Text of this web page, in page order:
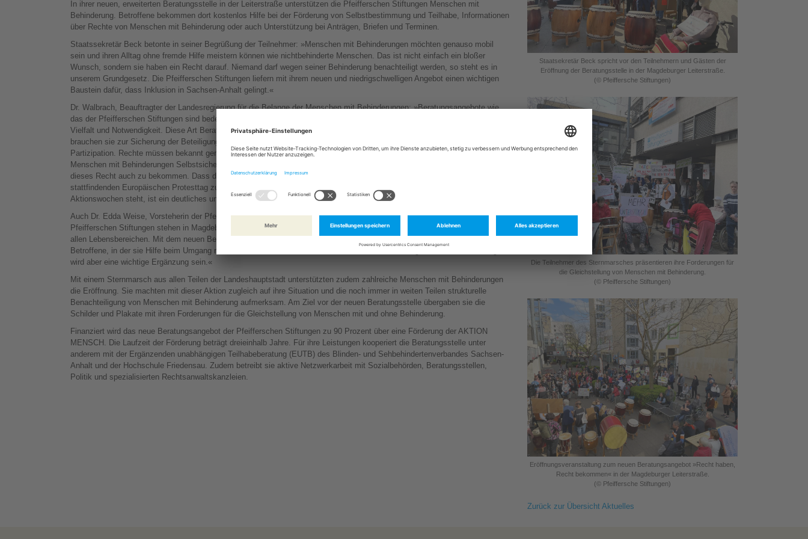
In ihrer neuen, erweiterten Beratungsstelle in der Leiterstraße unterstützen die Pfeifferschen Stiftungen Menschen mit
Behinderung. Betroffene bekommen dort kostenlos Hilfe bei der Förderung von Selbstbestimmung und Teilhabe, Informationen
über Rechte von Menschen mit Behinderung oder auch Unterstützung bei Anträgen, Briefen und Terminen.
Staatssekretär Beck betonte in seiner Begrüßung der Teilnehmer: »Menschen mit Behinderungen möchten genauso mobil
sein und ihren Alltag ohne fremde Hilfe meistern können wie nichtbehinderte Menschen. Das ist nicht einfach ein bloßer
Wunsch, sondern sie haben ein Recht darauf. Niemand darf wegen seiner Behinderung benachteiligt werden, so steht es in
unserem Grundgesetz. Die Pfeifferschen Stiftungen liefern mit ihrem neuen und niedrigschwelligen Angebot einen wichtigen
Baustein dafür, dass Inklusion in Sachsen-Anhalt gelingt.«
Dr. Walbrach, Beauftragter der Landesregierung für die Belange der Menschen mit Behinderungen: »Beratungsangebote wie
das der Pfeifferschen Stiftungen sind bedeutungsvolle Brücken zur Gewährleistung von Teilhabe am Leben, in all seiner
Vielfalt und Notwendigkeit. Diese Art Beratungsangebote benötigen wir im Land, sie bereichern die Beratungslandschaft. Wir
brauchen sie zur Sicherung der Beteiligungsrechte von Menschen mit Behinderungen und zur Gewährleistung von
Partizipation. Rechte müssen bekannt gemacht und verstanden werden. Die Stärkung des rechtssicheren Handelns gibt
Menschen mit Behinderungen Selbstsicherheit und Zuversicht. Denn Recht zu haben ist nicht immer gleichbedeutend damit,
dieses Recht auch zu bekommen. Dass die heutige Eröffnung im zeitlichen Zusammenhang mit dem am 05.05.2022
stattfindenden Europäischen Protesttag zur Gleichstellung von Menschen mit Behinderungen und den aktuellen Magdeburger
Aktionswochen steht, ist ein deutliches und gutes Signal.«
Auch Dr. Edda Weise, Vorsteherin der Pfeifferschen Stiftungen, hebt die Bedeutung der neuen Beratungsstelle hervor: »Die
Pfeifferschen Stiftungen stehen in Magdeburg seit über 120 Jahren für die Unterstützung von Menschen mit Behinderungen in
allen Lebensbereichen. Mit dem neuen Beratungsangebot bieten wir im Zentrum der Stadt eine weitere Anlaufstelle für
Betroffene, in der sie Hilfe beim Umgang mit Ämtern und Behörden erhalten. Es ersetzt nicht die regulären Rechtsberatungen,
wird aber eine wichtige Ergänzung sein.«
Mit einem Sternmarsch aus allen Teilen der Landeshauptstadt unterstützten zudem zahlreiche Menschen mit Behinderungen
die Eröffnung. Sie machten mit dieser Aktion zugleich auf ihre Situation und die noch immer in weiten Teilen strukturelle
Benachteiligung von Menschen mit Behinderung aufmerksam. Am Ziel vor der neuen Beratungsstelle übergaben sie die
Schilder und Plakate mit ihren Forderungen für die Gleichstellung von Menschen mit und ohne Behinderung.
Finanziert wird das neue Beratungsangebot der Pfeifferschen Stiftungen zu 90 Prozent über eine Förderung der AKTION
MENSCH. Die Laufzeit der Förderung beträgt dreieinhalb Jahre. Für ihre Leistungen kooperiert die Beratungsstelle unter
anderem mit der Ergänzenden unabhängigen Teilhabeberatung (EUTB) des Blinden- und Sehbehindertenverbandes Sachsen-
Anhalt und der Hochschule Friedensau. Zudem betreibt sie aktive Netzwerkarbeit mit Sozialbehörden, Beratungsstellen,
Politik und spezialisierten Rechtsanwaltskanzleien.
Staatsekretär Beck spricht vor den Teilnehmern und Gästen der
Eröffnung der Beratungsstelle in der Magdeburger Leiterstraße.
(© Pfeiffersche Stiftungen)
Die Teilnehmer des Sternmarsches präsentieren ihre Forderungen für
die Gleichstellung von Menschen mit Behinderung.
(© Pfeiffersche Stiftungen)
Eröffnungsveranstaltung zum neuen Beratungsangebot »Recht haben,
Recht bekommen« in der Magdeburger Leiterstraße.
(© Pfeiffersche Stiftungen)
Zurück zur Übersicht Aktuelles